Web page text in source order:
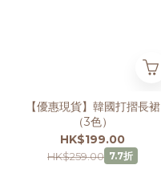
【優惠現貨】韓國打摺長裙
（3色）
HK$199.00
HK$259.00 7.7折